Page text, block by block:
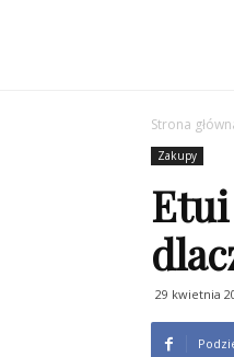
Strona
Zakupy
Etui
29 kwietnia